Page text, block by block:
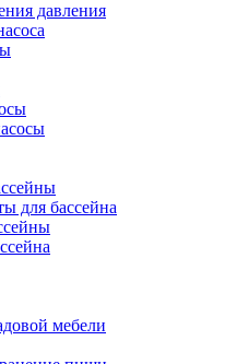
давления
для бассейна
мебели